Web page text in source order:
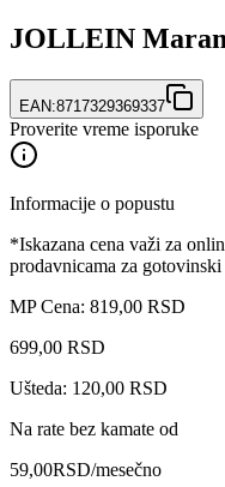
JOLLEIN
EAN:8717329369337
Proverite vreme isporuke
Informacije o popustu
*Iskazana cena važi za
prodavnicama za gotovinski
MP Cena: 819,00 RSD
699,00 RSD
Ušteda: 120,00 RSD
Na rate bez kamate od
59,00RSD/mesečno